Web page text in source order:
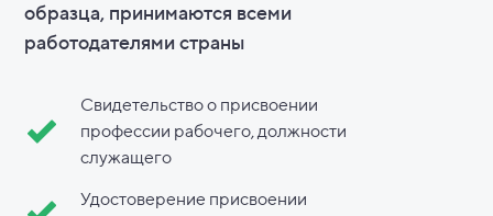
образца, принимаются всеми
работодателями страны
Свидетельство о присвоении
профессии рабочего, должности
служащего
Удостоверение присвоении